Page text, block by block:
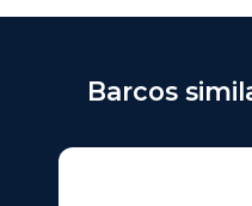
Barcos